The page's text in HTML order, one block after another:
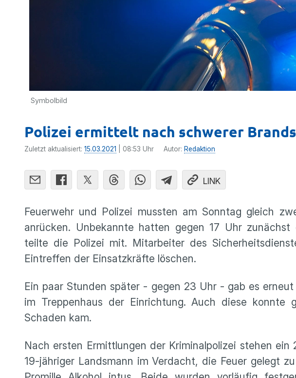
Symbolbild
Polizei ermittelt nach schwerer
Zuletzt aktualisiert: 15.03.2021 | 08:53 Uhr Autor: Redaktion
LINK
Feuerwehr und Polizei mussten am Sonntag gleich
anrücken. Unbekannte hatten gegen 17 Uhr
teilte die Polizei mit. Mitarbeiter des
Eintreffen der Einsatzkräfte löschen.
Ein paar Stunden später - gegen 23 Uhr - gab es
im Treppenhaus der Einrichtung. Auch diese konnte
Schaden kam.
Nach ersten Ermittlungen der Kriminalpolizei stehen
19-jähriger Landsmann im Verdacht, die Feuer gelegt